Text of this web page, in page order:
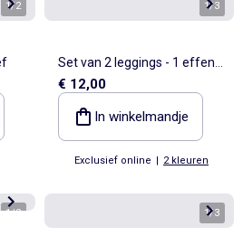
1/2 1/3
Set van 2 leggings - 1 effen +
1 met print
€ 12,00
In winkelmandje
Exclusief online | 2 kleuren
1/2
1/3